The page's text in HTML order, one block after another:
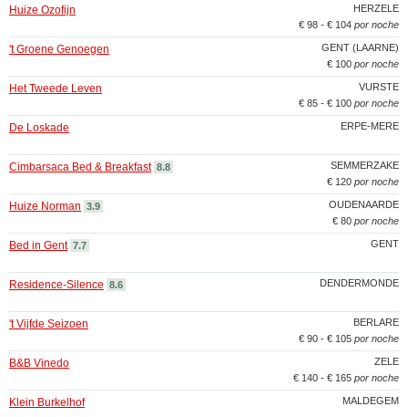
HERZELE
Huize Ozofijn
€ 98 - € 104 por noche
GENT (LAARNE)
't Groene Genoegen
€ 100 por noche
VURSTE
Het Tweede Leven
€ 85 - € 100 por noche
ERPE-MERE
De Loskade
SEMMERZAKE
Cimbarsaca Bed & Breakfast 8.8
€ 120 por noche
OUDENAARDE
Huize Norman 3.9
€ 80 por noche
GENT
Bed in Gent 7.7
DENDERMONDE
Residence-Silence 8.6
BERLARE
't Vijfde Seizoen
€ 90 - € 105 por noche
ZELE
B&B Vinedo
€ 140 - € 165 por noche
MALDEGEM
Klein Burkelhof